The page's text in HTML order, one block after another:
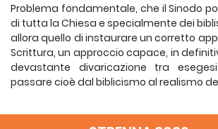
Problema fondamentale, che il Sinodo
di tutta la Chiesa e specialmente dei
allora quello di instaurare un corretto
Scrittura, un approccio capace, in
devastante divaricazione tra
passare cioè dal biblicismo al realismo